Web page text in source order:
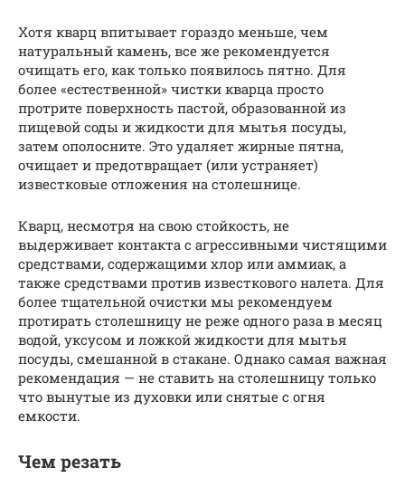
Хотя кварц впитывает гораздо меньше, чем
натуральный камень, все же рекомендуется
очищать его, как только появилось пятно. Для
более «естественной» чистки кварца просто
протрите поверхность пастой, образованной из
пищевой соды и жидкости для мытья посуды,
затем ополосните. Это удаляет жирные пятна,
очищает и предотвращает (или устраняет)
известковые отложения на столешнице.
Кварц, несмотря на свою стойкость, не
выдерживает контакта с агрессивными чистящими
средствами, содержащими хлор или аммиак, а
также средствами против известкового налета. Для
более тщательной очистки мы рекомендуем
протирать столешницу не реже одного раза в месяц
водой, уксусом и ложкой жидкости для мытья
посуды, смешанной в стакане. Однако самая важная
рекомендация — не ставить на столешницу только
что вынутые из духовки или снятые с огня
емкости.
Чем резать